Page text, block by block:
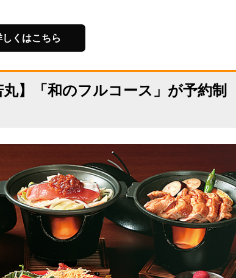
しくはこちら
】「和のフルコース」が予約制